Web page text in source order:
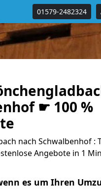
01579-2482324
☛ 100 %
nach Schwalbenhof :
Angebote in 1
es um Ihren